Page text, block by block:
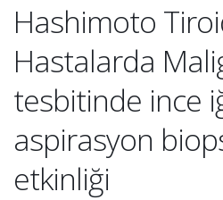
Hashimoto
Hastalarda
tesbitinde ince
aspirasyon
etkinliği